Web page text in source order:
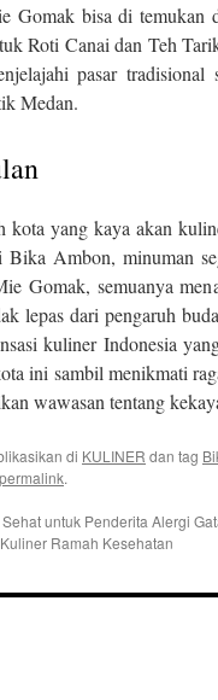
Gomak bisa di
Roti Canai dan Teh
pasar tradisional
Medan.
kota yang kaya akan
Bika Ambon, minuman
Gomak, semuanya
lepas dari pengaruh
kuliner Indonesia
ini sambil menikmati
wawasan tentang
di KULINER dan tag
permalink.
untuk Penderita Alergi
Ramah Kesehatan